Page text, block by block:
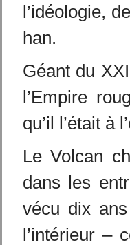
l’idéologie,
han.
Géant du
l’Empire
qu’il l’était à
Le Volcan
dans les
vécu dix
l’intérieur –